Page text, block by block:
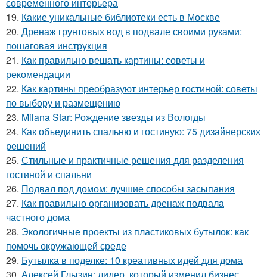
современного интерьера
19. Какие уникальные библиотеки есть в Москве
20. Дренаж грунтовых вод в подвале своими руками:
пошаговая инструкция
21. Как правильно вешать картины: советы и
рекомендации
22. Как картины преобразуют интерьер гостиной: советы
по выбору и размещению
23. Milana Star: Рождение звезды из Вологды
24. Как объединить спальню и гостиную: 75 дизайнерских
решений
25. Стильные и практичные решения для разделения
гостиной и спальни
26. Подвал под домом: лучшие способы засыпания
27. Как правильно организовать дренаж подвала
частного дома
28. Экологичные проекты из пластиковых бутылок: как
помочь окружающей среде
29. Бутылка в поделке: 10 креативных идей для дома